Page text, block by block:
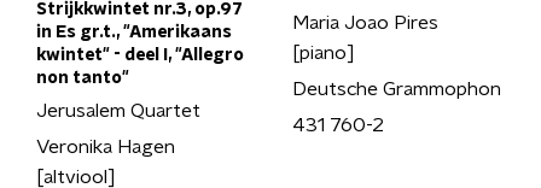
Strijkkwintet nr.3, op.97
in Es gr.t., "Amerikaans
kwintet" - deel I, "Allegro
non tanto"
Jerusalem Quartet
Veronika Hagen
[altviool]
Maria Joao Pires
[piano]
Deutsche Grammophon
431 760-2